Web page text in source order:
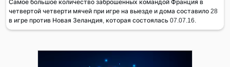
Самое большое количество заброшенных командой Франция в
четвертой четверти мячей при игре на выезде и дома составило 28
в игре против Новая Зеландия, которая состоялась 07.07.16.